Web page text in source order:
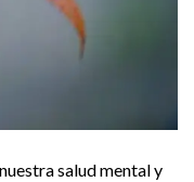
salud mental y